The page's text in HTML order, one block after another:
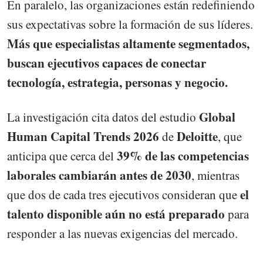
En paralelo, las organizaciones están redefiniendo
sus expectativas sobre la formación de sus líderes.
Más que especialistas altamente segmentados,
buscan ejecutivos capaces de conectar
tecnología, estrategia, personas y negocio.
La investigación cita datos del estudio Global
Human Capital Trends 2026 deDeloitte, que
anticipa que cerca del39% de las competencias
laborales cambiarán antes de 2030, mientras
que dos de cada tres ejecutivos consideran queel
talento disponible aún no está preparado para
responder a las nuevas exigencias del mercado.